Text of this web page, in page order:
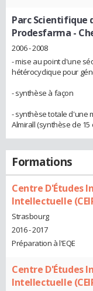
Parc Scientifique
Prodesfarma -
2006 - 2008
- mise au point d'une
hétérocyclique pour
- synthèse à façon
- synthèse totale d'une
Almirall (synthèse de 15
Formations
Centre D'Études
Intellectuelle
Strasbourg
2016 - 2017
Préparation à l'EQE
Centre D'Études
Intellectuelle